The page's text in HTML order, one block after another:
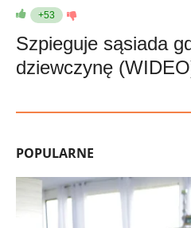
+53
Szpieguje sąsiada
dziewczynę
POPULARNE